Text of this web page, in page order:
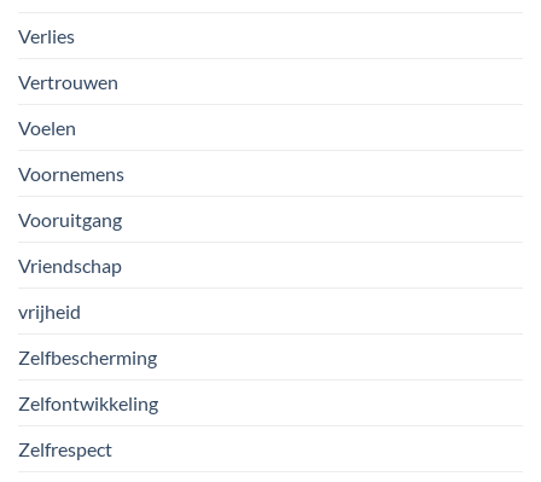
Verlies
Vertrouwen
Voelen
Voornemens
Vooruitgang
Vriendschap
vrijheid
Zelfbescherming
Zelfontwikkeling
Zelfrespect